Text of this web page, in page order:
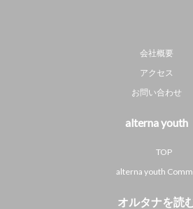
会社概要
アクセス
お問い合わせ
alterna youth
TOP
alterna youth
オルタナを読